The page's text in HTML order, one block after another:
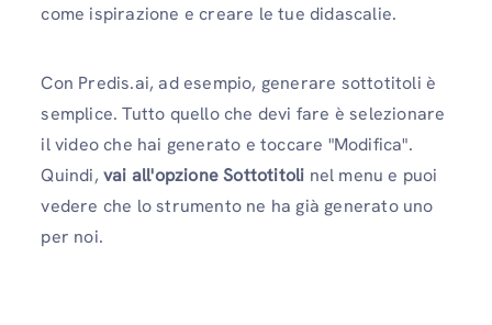
come ispirazione e creare le tue didascalie.
Con Predis.ai, ad esempio, generare sottotitoli è
semplice. Tutto quello che devi fare è selezionare
il video che hai generato e toccare "Modifica".
Quindi, vai all'opzione Sottotitoli nel menu e puoi
vedere che lo strumento ne ha già generato uno
per noi.